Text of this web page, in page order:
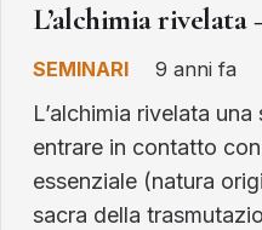
L’alchimia rivelata
SEMINARI 9 anni fa
L’alchimia rivelata
entrare in contatto
essenziale (natura
sacra della